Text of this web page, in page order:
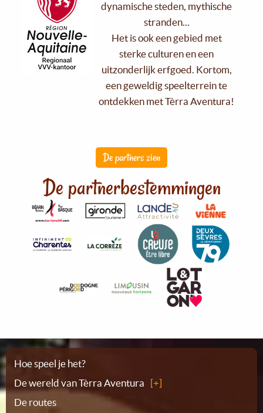
dynamische steden, mythische
stranden...
Het is ook een gebied met
sterke culturen en een
uitzonderlijk erfgoed. Kortom,
een geweldig speelterrein te
ontdekken met Tèrra Aventura!
De partners zien
De partnerbestemmingen
Plattegrond
Hoe speel je het?
De wereld van Tèrra Aventura
De routes